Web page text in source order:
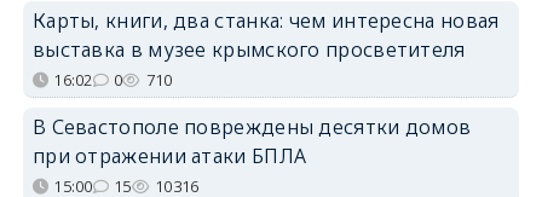
Карты, книги, два станка: чем интересна новая
выставка в музее крымского просветителя
16:02 0 710
В Севастополе повреждены десятки домов
при отражении атаки БПЛА
15:00 15 10316